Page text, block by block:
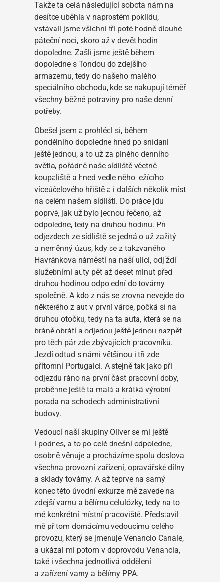
Takže ta celá následující sobota nám na
desítce uběhla v naprostém poklidu,
vstávali jsme všichni tři poté hodně dlouhé
páteční noci, skoro až v devět hodin
dopoledne. Zašli jsme ještě během
dopoledne s Tondou do zdejšího
armazemu, tedy do našeho malého
speciálního obchodu, kde se nakupují téměř
všechny běžné potraviny pro naše denní
potřeby.
Obešel jsem a prohlédl si, během
pondělního dopoledne hned po snídani
ještě jednou, a to už za plného denního
světla, pořádně naše sídliště včetně
koupaliště a hned vedle něho ležícího
víceúčelového hřiště a i dalších několik míst
na celém našem sídlišti. Do práce jdu
poprvé, jak už bylo jednou řečeno, až
odpoledne, tedy na druhou hodinu. Při
odjezdech ze sídliště se jedná o už zažitý
a neměnný úzus, kdy se z takzvaného
Havránkova náměstí na naší ulici, odjíždí
služebními auty pět až deset minut před
druhou hodinou odpolední do továrny
společně. A kdo z nás se zrovna nevejde do
některého z aut v první várce, počká si na
druhou otočku, tedy na ta auta, která se na
bráně obrátí a odjedou ještě jednou nazpět
pro těch pár zde zbývajících pracovníků.
Jezdí odtud s námi většinou i tři zde
přítomní Portugalci. A stejně tak jako při
odjezdu ráno na první část pracovní doby,
proběhne ještě ta malá a krátká výrobní
porada na schodech administrativní
budovy.
Vedoucí naší skupiny Oliver se mi ještě
i podnes, a to po celé dnešní odpoledne,
osobně věnuje a procházíme spolu doslova
všechna provozní zařízení, opravářské dílny
a sklady továrny. A až teprve na samý
konec této úvodní exkurze mě zavede na
zdejší varnu a bělírnu celulózky, tedy na to
mé konkrétní místní pracoviště. Představil
mě přitom domácímu vedoucímu celého
provozu, který se jmenuje Venancio Canale,
a ukázal mi potom v doprovodu Venancia,
také i všechna jednotlivá oddělení
a zařízení varny a bělírny PPA.